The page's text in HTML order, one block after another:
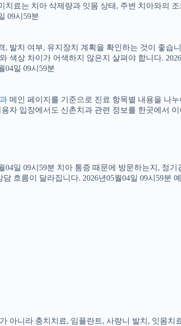
료는 치아 삭제량과 잇몸 상태, 주변 치아와의
09시59분
발치 여부, 유지장치 계획을 확인하는 것이 좋습
상 차이가 어색하지 않은지 살펴야 합니다.
04일 09시59분
메인 페이지를 기준으로 진료 항목별 내용을 나
입장에서도 신촌치과 관련 정보를 한곳에서
일 09시59분 치아 통증 때문에 방문하는지, 정
흐름이 달라집니다. 2026년05월04일 09시59분
아니라 충치치료, 임플란트, 사랑니 발치, 잇몸